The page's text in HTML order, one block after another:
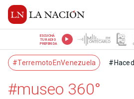
ESCUCHÁ
TU RADIO
PREFERIDA
#TerremotoEnVenezuela
#museo 360°